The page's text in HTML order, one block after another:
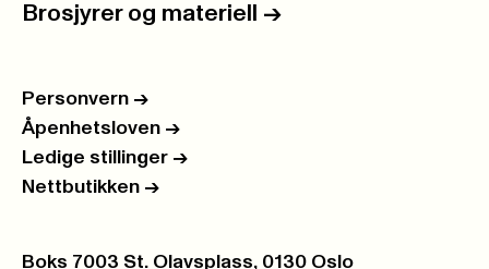
Brosjyrer og materiell ->
Personvern ->
Åpenhetsloven ->
Ledige stillinger ->
Nettbutikken ->
Postboks:
Boks 7003 St. Olavsplass, 0130 Oslo